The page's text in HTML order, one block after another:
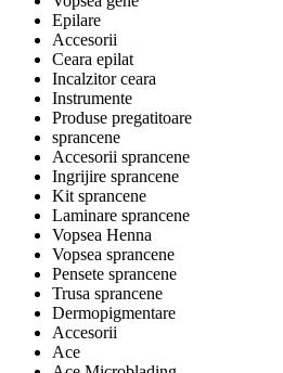
Epilare
Accesorii
Ceara epilat
Incalzitor ceara
Instrumente
Produse pregatitoare
sprancene
Accesorii sprancene
Ingrijire sprancene
Kit sprancene
Laminare sprancene
Vopsea Henna
Vopsea sprancene
Pensete sprancene
Trusa sprancene
Dermopigmentare
Accesorii
Ace